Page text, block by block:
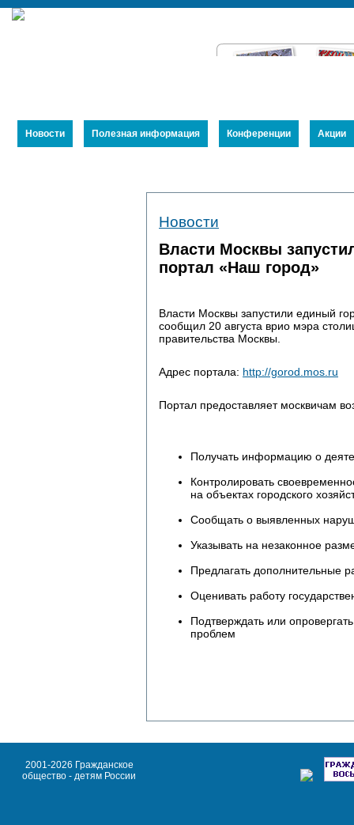
Новости Полезная информация Конференции Акции
Новости
Власти Москвы
портал «Наш город»
Власти Москвы запустили единый
сообщил 20 августа врио мэра
правительства Москвы.
Адрес портала: http://gorod.mos.ru
Портал предоставляет москвичам
Получать информацию о
Контролировать
на объектах городского
Сообщать о выявленных
Указывать на незаконное
Предлагать дополнительные
Оценивать работу
Подтверждать или
проблем
2001-2026 Гражданское
общество - детям России